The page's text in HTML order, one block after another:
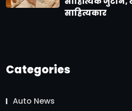
साहित्यकार
Categories
Auto News